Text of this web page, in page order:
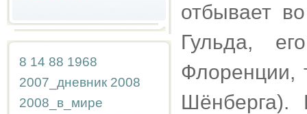
8 14 88 1968
2007_дневник 2008
2008_в_мире
отбывает
Гульда,
Флоренции,
Шёнберга).